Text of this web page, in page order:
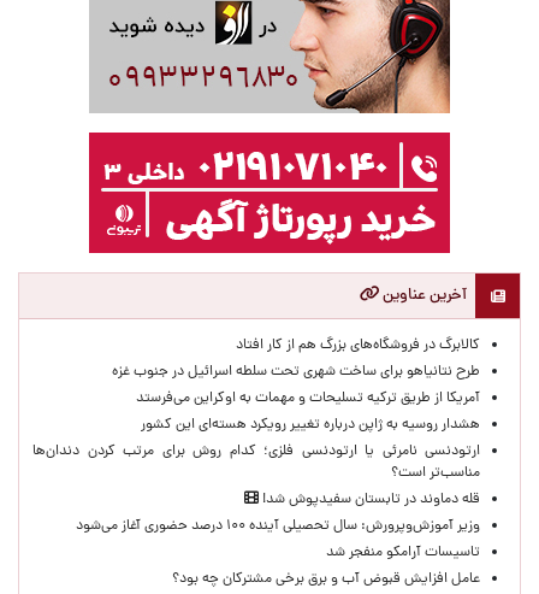
آخرین عناوین
کالابرگ در فروشگاه‌های بزرگ هم از کار افتاد
طرح نتانیاهو برای ساخت شهری تحت سلطه اسرائیل در جنوب غزه
آمریکا از طریق ترکیه تسلیحات و مهمات به اوکراین می‌فرستد
هشدار روسیه به ژاپن درباره تغییر رویکرد هسته‌ای این کشور
ارتودنسی نامرئی یا ارتودنسی فلزی؛ کدام روش برای مرتب کردن دندان‌ها
مناسب‌تر است؟
قله دماوند در تابستان سفیدپوش شد!
وزیر آموزش‌وپرورش: سال تحصیلی آینده ۱۰۰ درصد حضوری آغاز می‌شود
تاسیسات آرامکو منفجر شد
عامل افزایش قبوض آب و برق برخی مشترکان چه بود؟